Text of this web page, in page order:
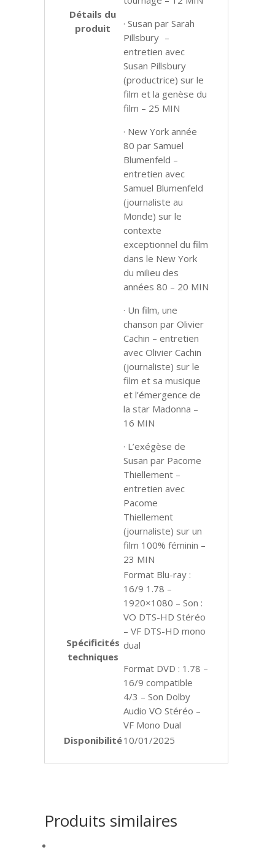
Détails du
produit
· Susan par Sarah
Pillsbury –
entretien avec
Susan Pillsbury
(productrice) sur le
film et la genèse du
film – 25 MIN
· New York année
80 par Samuel
Blumenfeld –
entretien avec
Samuel Blumenfeld
(journaliste au
Monde) sur le
contexte
exceptionnel du film
dans le New York
du milieu des
années 80 – 20 MIN
· Un film, une
chanson par Olivier
Cachin – entretien
avec Olivier Cachin
(journaliste) sur le
film et sa musique
et l’émergence de
la star Madonna –
16 MIN
· L’exégèse de
Susan par Pacome
Thiellement –
entretien avec
Pacome
Thiellement
(journaliste) sur un
film 100% féminin –
23 MIN
Spécificités
techniques
Format Blu-ray :
16/9 1.78 –
1920×1080 – Son :
VO DTS-HD Stéréo
– VF DTS-HD mono
dual
Format DVD : 1.78 –
16/9 compatible
4/3 – Son Dolby
Audio VO Stéréo –
VF Mono Dual
Disponibilité10/01/2025
Produits similaires